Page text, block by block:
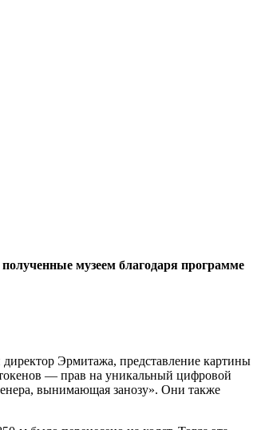
музеем благодаря программе
Эрмитажа, представление картины
— прав на уникальный цифровой
вынимающая занозу». Они также